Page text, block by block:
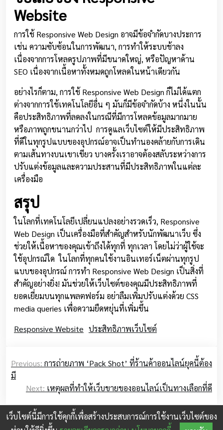
Website
การใช้ Responsive Web Design อาจมีข้อจำกัดบางประการ
เช่น ความซับซ้อนในการพัฒนา, การทำให้ระบบช้าลง
เนื่องจากการโหลดรูปภาพที่มีขนาดใหญ่, หรือปัญหาด้าน
SEO เนื่องจากเนื้อหาทั้งหมดถูกโหลดในหน้าเดียวกัน
อย่างไรก็ตาม, การใช้ Responsive Web Design ก็ไม่ได้แตก
ต่างจากการใช้เทคโนโลยีอื่น ๆ มันก็มีข้อจำกัดบ้าง หนึ่งในนั้น
คือประสิทธิภาพที่ลดลงในกรณีที่มีการโหลดข้อมูลมากมาย
หรือภาพถูกขนานกว่าไป การดูแลเว็บไซต์ให้มีประสิทธิภาพ
ที่ดีในทุกรูปแบบของอุปกรณ์อาจเป็นทำนองคล้ายกับการเดิน
ตามเส้นทางบนเขาเขียว บางครั้งเราอาจต้องสลับระหว่างการ
ปรับแต่งข้อมูลและความประสานที่มีประสิทธิภาพในแต่ละ
เครื่องมือ
สรุป
ในโลกที่เทคโนโลยีเปลี่ยนแปลงอย่างรวดเร็ว, Responsive
Web Design เป็นเครื่องมือที่สำคัญสำหรับนักพัฒนาเว็บ ซึ่ง
ช่วยให้เนื้อหาของคุณเข้าถึงได้ทุกที่ ทุกเวลา โดยไม่ว่าผู้ใช้จะ
ใช้อุปกรณ์ใด ในโลกที่ทุกคนใช้งานอินเทอร์เน็ตผ่านทุกรูป
แบบของอุปกรณ์ การทำ Responsive Web Design เป็นสิ่งที่
สำคัญอย่างยิ่ง! มันช่วยให้เว็บไซต์ของคุณมีประสิทธิภาพที่
ยอดเยี่ยมบนทุกแพลตฟอร์ม อย่าลืมเพิ่มปรับแต่งด้วย CSS
media queries เพื่อความยืดหยุ่นที่เพิ่มขึ้น
Responsive Website ประสิทธิภาพเว็บไซต์
navigation
Previous: การถ่ายภาพ ‘Pack Shot’ ที่ร้านค้าออนไลน์ยุคนี้ต้อง
มี
Next: เหตุผลที่ทำให้เว็บขายของออนไลน์เป็นทางเลือกที่ดี
เว็บไซต์นี้มีการใช้คุกกี้เพื่อสร้างประสบการณ์การใช้งานเว็บไซต์ของ